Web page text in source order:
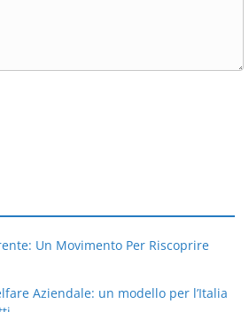
Un Movimento Per Riscoprire
Aziendale: un modello per l’Italia